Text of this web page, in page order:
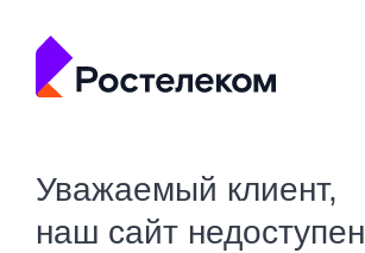
Уважаемый клиент,
наш сайт недоступен